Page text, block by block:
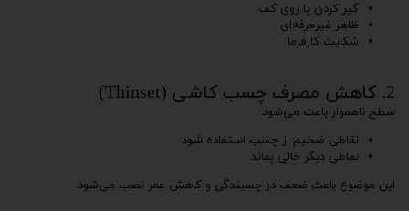
گیر کردن پا روی کف
ظاهر غیرحرفه‌ای
شکایت کارفرما
2. کاهش مصرف چسب کاشی (Thinset)
سطح ناهموار باعث می‌شود:
نقاطی ضخیم از چسب استفاده شود
نقاطی دیگر خالی بماند
این موضوع باعث ضعف در چسبندگی و کاهش عمر نصب می‌شود.